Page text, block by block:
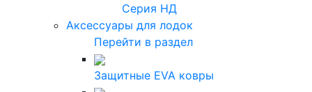
Серия НД
Аксессуары для лодок
Перейти в раздел
Защитные EVA ковры